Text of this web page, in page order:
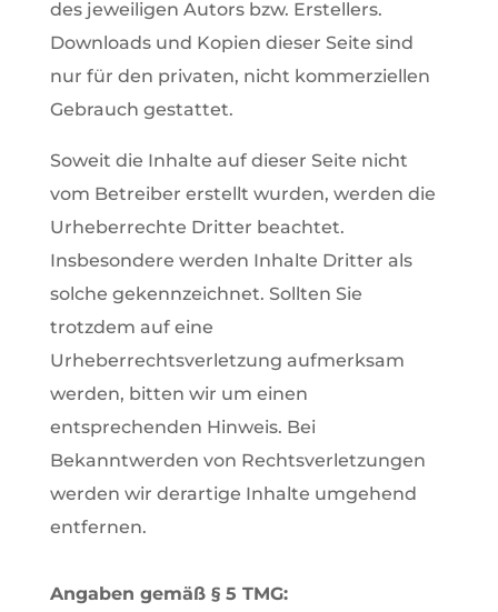
des jeweiligen Autors bzw. Erstellers.
Downloads und Kopien dieser Seite sind
nur für den privaten, nicht kommerziellen
Gebrauch gestattet.
Soweit die Inhalte auf dieser Seite nicht
vom Betreiber erstellt wurden, werden die
Urheberrechte Dritter beachtet.
Insbesondere werden Inhalte Dritter als
solche gekennzeichnet. Sollten Sie
trotzdem auf eine
Urheberrechtsverletzung aufmerksam
werden, bitten wir um einen
entsprechenden Hinweis. Bei
Bekanntwerden von Rechtsverletzungen
werden wir derartige Inhalte umgehend
entfernen.
Angaben gemäß § 5 TMG: